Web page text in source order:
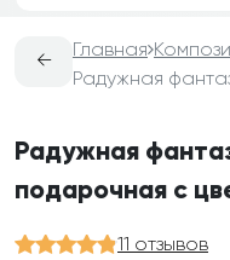
←
Главная
Радужная
подарочная с
11 отзывов